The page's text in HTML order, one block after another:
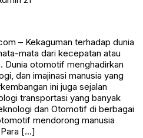
– Kekaguman terhadap dunia
mata dari kecepatan atau
Dunia otomotif menghadirkan
dan imajinasi manusia yang
ini juga sejalan
transportasi yang banyak
dan Otomotif di berbagai
mendorong manusia
[…]